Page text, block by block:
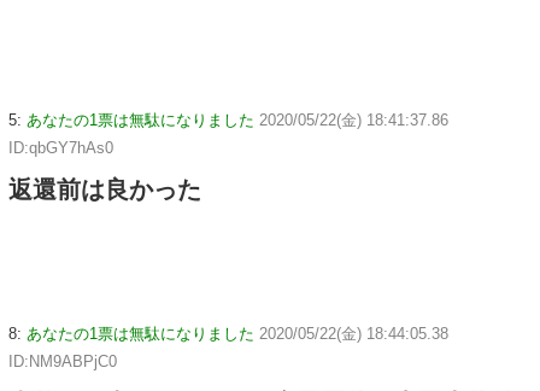
5: あなたの1票は無駄になりました 2020/05/22(金) 18:41:37.86
ID:qbGY7hAs0
返還前は良かった
8: あなたの1票は無駄になりました 2020/05/22(金) 18:44:05.38
ID:NM9ABPjC0